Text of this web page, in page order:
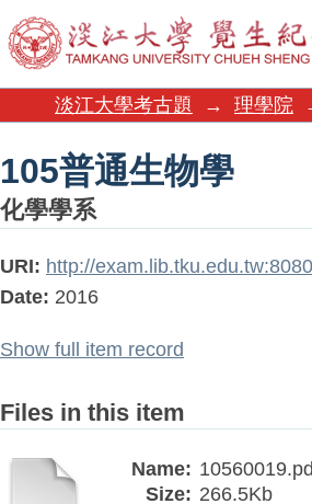
105普通生物學
淡江大學考古題 → 理學院
105普通生物學
化學學系
URI: http://
Date: 2016
Show full item record
Files in this item
Name:
Size: 266.5Kb